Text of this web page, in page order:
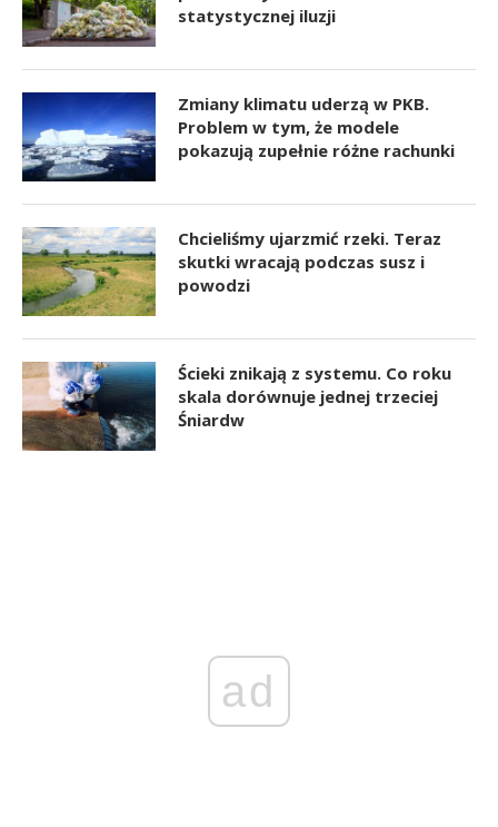
statystycznej iluzji
Zmiany klimatu uderzą w PKB.
Problem w tym, że modele
pokazują zupełnie różne rachunki
Chcieliśmy ujarzmić rzeki. Teraz
skutki wracają podczas susz i
powodzi
Ścieki znikają z systemu. Co roku
skala dorównuje jednej trzeciej
Śniardw
ad